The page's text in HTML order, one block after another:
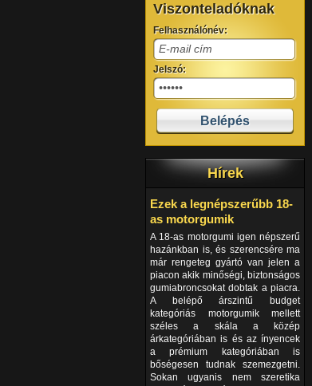
Viszonteladóknak
Felhasználónév:
Jelszó:
Hírek
Ezek a legnépszerűbb 18-
as motorgumik
A 18-as motorgumi igen népszerű
hazánkban is, és szerencsére ma
már rengeteg gyártó van jelen a
piacon akik minőségi, biztonságos
gumiabroncsokat dobtak a piacra.
A belépő árszintű budget
kategóriás motorgumik mellett
széles a skála a közép
árkategóriában is és az ínyencek
a prémium kategóriában is
bőségesen tudnak szemezgetni.
Sokan ugyanis nem szeretika